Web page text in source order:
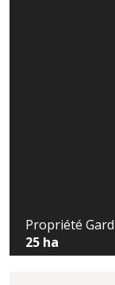
Propriété Gard
25 ha